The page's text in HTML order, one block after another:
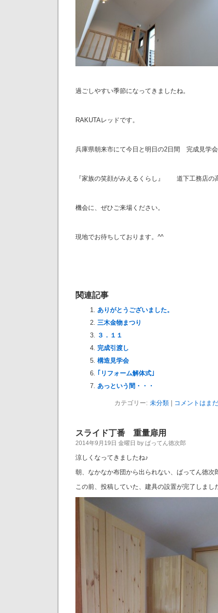
過ごしやすい季節になってきましたね。
RAKUTAレッドです。
兵庫県朝来市にて今日と明日の2日間 完成見学
『家族の笑顔がみえるくらし』 道下工務店の
機会に、ぜひご来場ください。
現地でお待ちしております。^^
関連記事
ありがとうございました。
三木金物まつり
３．１１
完成引渡し
構造見学会
｢リフォーム解体式｣
あっという間・・・
カテゴリー: 未分類 コメントはま
スライド丁番 重量扉用
2014年9月19日 金曜日 by ばってん徳次郎
涼しくなってきましたね♪
朝、なかなか布団から出られない、ばってん徳次
この前、投稿していた、建具の設置が完了しまし